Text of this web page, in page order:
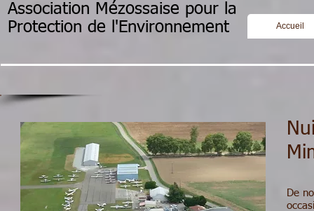
Association Mézossaise pour la
Protection de l'Environnement
Accueil
De